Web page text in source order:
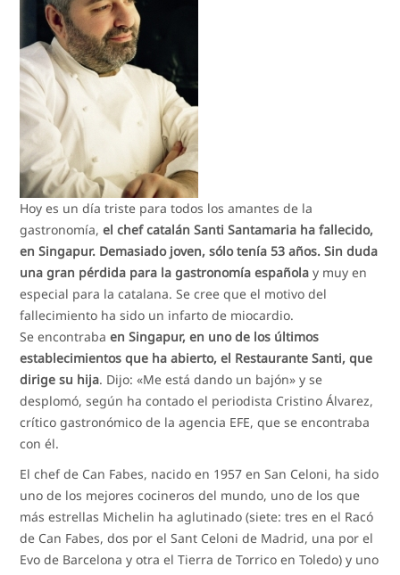
Hoy es un día triste para todos los amantes de la
gastronomía,el chef catalán Santi Santamaria ha fallecido,
en Singapur. Demasiado joven, sólo tenía 53 años. Sin duda
una gran pérdida para la gastronomía española y muy en
especial para la catalana. Se cree que el motivo del
fallecimiento ha sido un infarto de miocardio.
Se encontrabaen Singapur, en uno de los últimos
establecimientos que ha abierto, el Restaurante Santi, que
dirige su hija. Dijo: «Me está dando un bajón» y se
desplomó, según ha contado el periodista Cristino Álvarez,
crítico gastronómico de la agencia EFE, que se encontraba
con él.
El chef de Can Fabes, nacido en 1957 en San Celoni, ha sido
uno de los mejores cocineros del mundo, uno de los que
más estrellas Michelin ha aglutinado (siete: tres en el Racó
de Can Fabes, dos por el Sant Celoni de Madrid, una por el
Evo de Barcelona y otra el Tierra de Torrico en Toledo) y uno